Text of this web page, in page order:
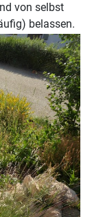
von selbst
belassen.